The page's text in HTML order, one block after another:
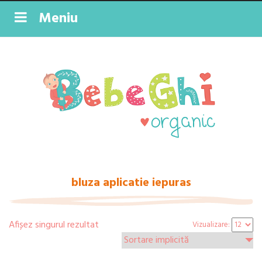
Meniu
bluza aplicatie iepuras
Afișez singurul rezultat Vizualizare: